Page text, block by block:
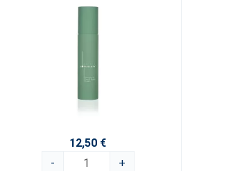
12,50 €
-
+